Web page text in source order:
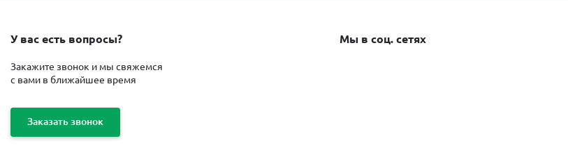
У вас есть вопросы?
Закажите звонок и мы свяжемся
с вами в ближайшее время
Заказать звонок
Мы в соц. сетях